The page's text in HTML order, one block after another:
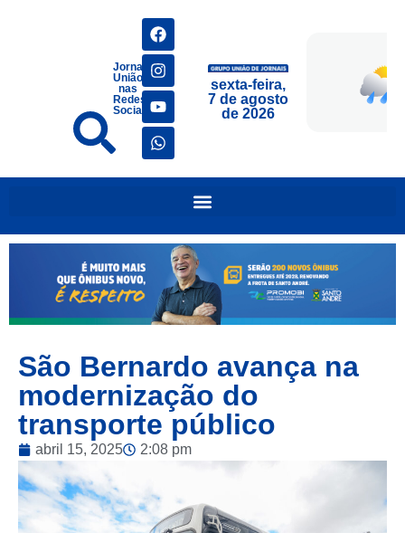
Jornais
União
nas
Redes
Sociais
sexta-feira,
7 de agosto
de 2026
São Bernardo avança na
modernização do
transporte público
abril 15, 2025 2:08 pm